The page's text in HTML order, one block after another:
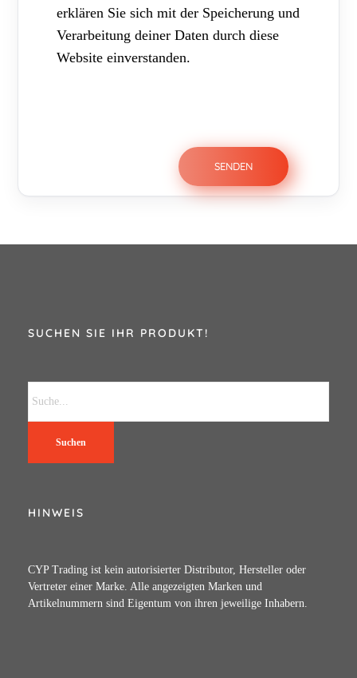
erklären Sie sich mit der Speicherung und
Verarbeitung deiner Daten durch diese
Website einverstanden.
SUCHEN SIE IHR PRODUKT!
Suchen
HINWEIS
CYP Trading ist kein autorisierter Distributor, Hersteller oder
Vertreter einer Marke. Alle angezeigten Marken und
Artikelnummern sind Eigentum von ihren jeweilige Inhabern.